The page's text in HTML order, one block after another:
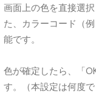
画面上の色を直接選
た、カラーコード（
能です。
色が確定したら、「
す。（本設定は何度で